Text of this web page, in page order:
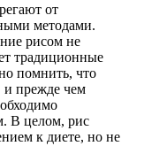
от
методами.
рисом не
традиционные
помнить, что
и прежде чем
В целом, рис
к диете, но не